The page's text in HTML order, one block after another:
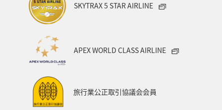
SKYTRAX 5 STAR AIRLINE
APEX WORLD CLASS AIRLINE
旅行業公正取引協議会会員